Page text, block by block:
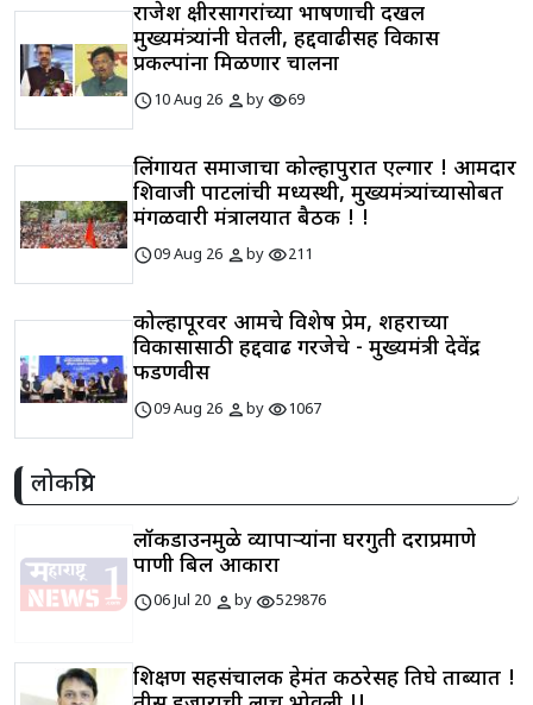
राजेश क्षीरसागरांच्या भाषणाची दखल
मुख्यमंत्र्यांनी घेतली, हद्दवाढीसह विकास
प्रकल्पांना मिळणार चालना
schedule10 Aug 26 personbyvisibility69
लिंगायत समाजाचा कोल्हापुरात एल्गार ! आमदार
शिवाजी पाटलांची मध्यस्थी, मुख्यमंत्र्यांच्यासोबत
मंगळवारी मंत्रालयात बैठक ! !
schedule09 Aug 26 personbyvisibility211
कोल्हापूरवर आमचे विशेष प्रेम, शहराच्या
विकासासाठी हद्दवाढ गरजेचे - मुख्यमंत्री देवेंद्र
फडणवीस
schedule09 Aug 26 personbyvisibility1067
लोकप्रिय
लॉकडाउनमुळे व्यापाऱ्यांना घरगुती दराप्रमाणे
पाणी बिल आकारा
schedule06 Jul 20 personbyvisibility529876
शिक्षण सहसंचालक हेमंत कठरेसह तिघे ताब्यात !